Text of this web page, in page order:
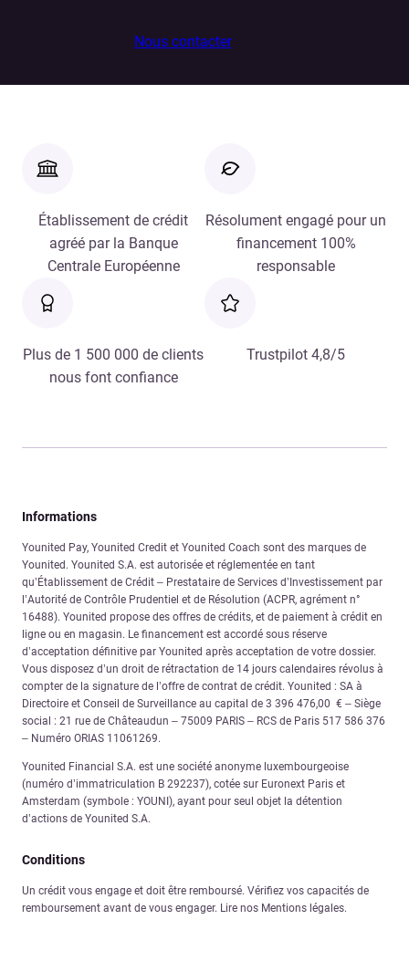
Nous contacter
Établissement de crédit
agréé par la Banque
Centrale Européenne
Résolument engagé pour un
financement 100%
responsable
Plus de 1 500 000 de clients
nous font confiance
Trustpilot 4,8/5
Informations
Younited Pay, Younited Credit et Younited Coach sont des marques de
Younited. Younited S.A. est autorisée et réglementée en tant
qu’Établissement de Crédit – Prestataire de Services d’Investissement par
l’Autorité de Contrôle Prudentiel et de Résolution (ACPR, agrément n°
16488). Younited propose des offres de crédits, et de paiement à crédit en
ligne ou en magasin. Le financement est accordé sous réserve
d’acceptation définitive par Younited après acceptation de votre dossier.
Vous disposez d’un droit de rétractation de 14 jours calendaires révolus à
compter de la signature de l’offre de contrat de crédit. Younited : SA à
Directoire et Conseil de Surveillance au capital de 3 396 476,00 € – Siège
social : 21 rue de Châteaudun – 75009 PARIS – RCS de Paris 517 586 376
– Numéro ORIAS 11061269.
Younited Financial S.A. est une société anonyme luxembourgeoise
(numéro d’immatriculation B 292237), cotée sur Euronext Paris et
Amsterdam (symbole : YOUNI), ayant pour seul objet la détention
d’actions de Younited S.A.
Conditions
Un crédit vous engage et doit être remboursé. Vérifiez vos capacités de
remboursement avant de vous engager. Lire nos Mentions légales.